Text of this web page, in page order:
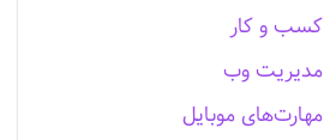
کسب و کار
مدیریت وب
مهارت‌های موبایل